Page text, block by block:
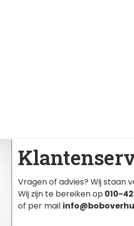
Vragen of advies? Wij staan
Wij zijn te bereiken op 010-
of per mail